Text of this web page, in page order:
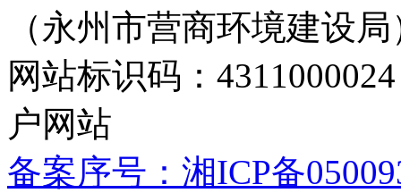
（永州市营商环境建设局
网站标识码：
户网站
备案序号：湘ICP备